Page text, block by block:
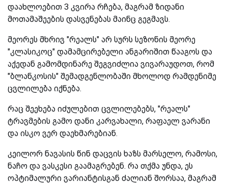
დაახლოებით 3 კვირა რჩება, მაგრამ ზიდანი
მოთამაშეების დასვენებას მაინც გეგმავს.
მეორეს მხრივ "რეალს" არ სურს სეზონის მეორე
"კლასიკოც" დამამცირებელი ანგარიშით წააგოს და
აქედან გამომდინარე შეგვიძლია ვივარაუდოთ, რომ
"ბლანკოსის" შემადგენლობაში მხოლოდ რამდენიმე
ცვლილება იქნება.
რაც შეეხება იძულებით ცვლილებებს, "რეალს"
ტრავმების გამო დანი კარვახალი, რაფაელ ვარანი
და ისკო ვერ დაეხმარებიან.
კეილორ ნავასის წინ დაცვის ხაზს მარსელო, რამოსი,
ნაჩო და ვასკესი გაამაგრებენ. რა თქმა უნდა, ეს
ოპტიმალური ვარიანტისგან ძალიან შორსაა, მაგრამ